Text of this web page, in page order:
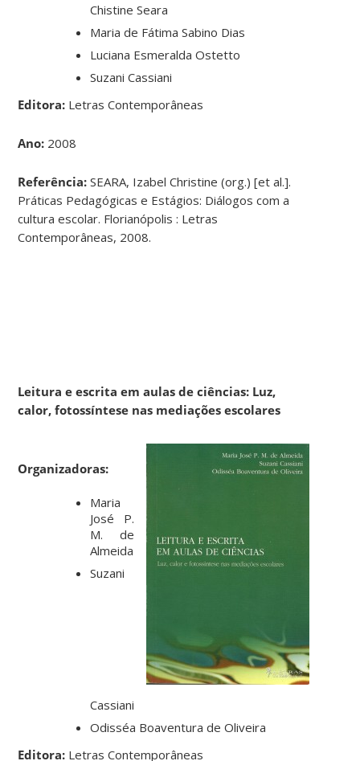
Chistine Seara
Maria de Fátima Sabino Dias
Luciana Esmeralda Ostetto
Suzani Cassiani
Editora: Letras Contemporâneas
Ano: 2008
Referência: SEARA, Izabel Christine (org.) [et al.].
Práticas Pedagógicas e Estágios: Diálogos com a
cultura escolar. Florianópolis : Letras
Contemporâneas, 2008.
Leitura e escrita em aulas de ciências: Luz,
calor, fotossíntese nas mediações escolares
Organizadoras:
Maria
José P.
M. de
Almeida
Suzani
Cassiani
Odisséa Boaventura de Oliveira
Editora: Letras Contemporâneas